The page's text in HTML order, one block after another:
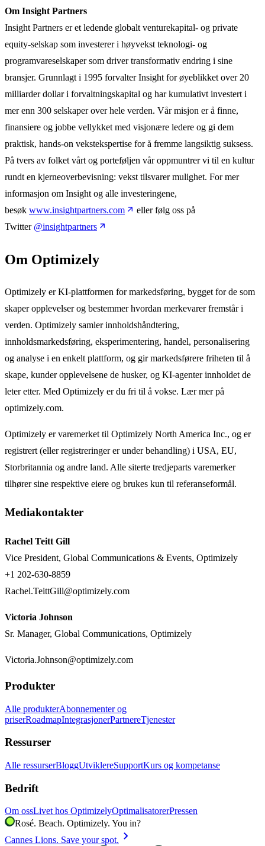
Om Insight Partners
Insight Partners er et ledende globalt venturekapital- og private
equity-selskap som investerer i høyvekst teknologi- og
programvareselskaper som driver transformativ endring i sine
bransjer. Grunnlagt i 1995 forvalter Insight for øyeblikket over 20
milliarder dollar i forvaltningskapital og har kumulativt investert i
mer enn 300 selskaper over hele verden. Vår misjon er å finne,
finansiere og jobbe vellykket med visjonære ledere og gi dem
praktisk, hands-on vekstekspertise for å fremme langsiktig suksess.
På tvers av folket vårt og porteføljen vår oppmuntrer vi til en kultur
rundt en kjerneoverbevisning: vekst tilsvarer mulighet. For mer
informasjon om Insight og alle investeringene,
besøk www.insightpartners.com
eller følg oss på
Twitter @insightpartners
Om Optimizely
Optimizely er KI-plattformen for markedsføring, bygget for de som
skaper opplevelser og bestemmer hvordan merkevarer fremstår i
verden. Optimizely samler innholdshåndtering,
innholdsmarkedsføring, eksperimentering, handel, personalisering
og analyse i en enkelt plattform, og gir markedsførere friheten til å
skape, kunder opplevelsene de husker, og KI-agenter innholdet de
leter etter. Med Optimizely er du fri til å vokse. Lær mer på
optimizely.com.
Optimizely er varemerket til Optimizely North America Inc., og er
registrert (eller registreringer er under behandling) i USA, EU,
Storbritannia og andre land. Alle siterte tredjeparts varemerker
tilhører sine respektive eiere og brukes kun til referanseformål.
Mediakontakter
Rachel Teitt Gill
Vice President, Global Communications & Events, Optimizely
+1 202-630-8859
Rachel.TeittGill@optimizely.com
Victoria Johnson
Sr. Manager, Global Communications, Optimizely
Victoria.Johnson@optimizely.com
Produkter
Alle produkterAbonnementer og
priserRoadmapIntegrasjonerPartnereTjenester
Ressurser
Alle ressurserBloggUtviklereSupportKurs og kompetanse
Bedrift
Om ossLivet hos OptimizelyOptimalisatorerPressen
Rosé. Beach. Optimizely. You in?
Cannes Lions. Save your spot. chevron_right